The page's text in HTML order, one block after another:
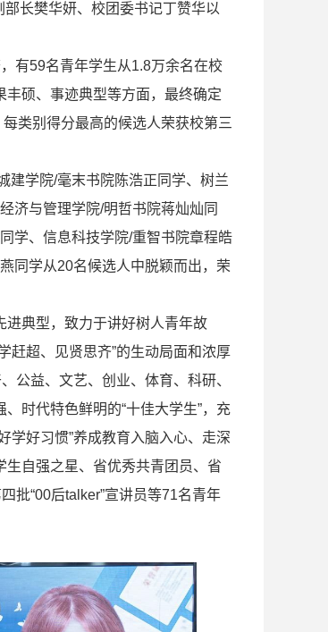
长樊华妍、校团委书记丁赞华以
有59名青年学生从1.8万余名在校
硕、事迹典型等方面，最终确定
类别得分最高的候选人荣获校第三
建学院/毫末书院陈浩正同学、树兰
济与管理学院/明哲书院蒋灿灿同
学、信息科技学院/重智书院章程皓
同学从20名候选人中脱颖而出，荣
进典型，致力于讲好树人青年故
赶超、见贤思齐”的生动局面和浓厚
公益、文艺、创业、体育、科研、
时代特色鲜明的“十佳大学生”，充
学好习惯”养成教育入脑入心、走深
自强之星、省优秀共青团员、省
批“00后talker”宣讲员等71名青年